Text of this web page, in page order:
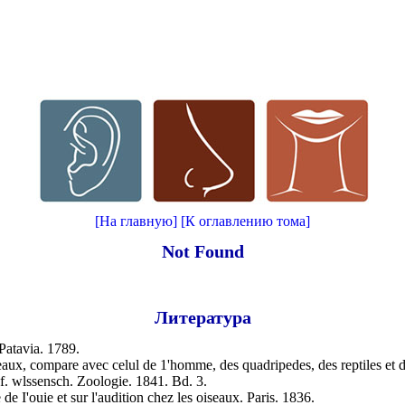
[На главную] [К оглавлению тома]
Not Found
Литература
1789.
compare avec celul de 1'homme, des quadripedes, des reptiles et
wlssensch. Zoologie. 1841. Bd. 3.
I'ouie et sur l'audition chez les oiseaux. Paris. 1836.